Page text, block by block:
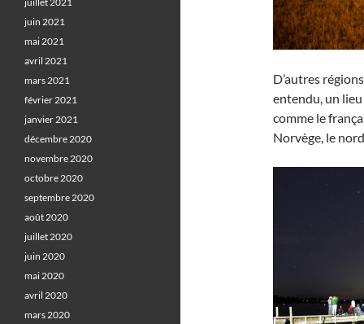
D’autres
entendu, un
comme le
Norvège, le
juin 2021
mai 2021
avril 2021
mars 2021
février 2021
janvier 2021
décembre 2020
novembre 2020
octobre 2020
septembre 2020
août 2020
juillet 2020
juin 2020
mai 2020
avril 2020
mars 2020